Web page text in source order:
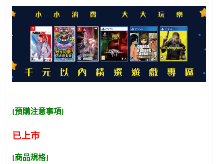
[預購注意事項]
已上市
[商品規格]